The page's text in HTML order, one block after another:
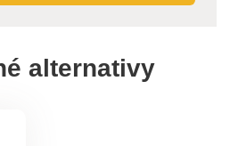
alternativy